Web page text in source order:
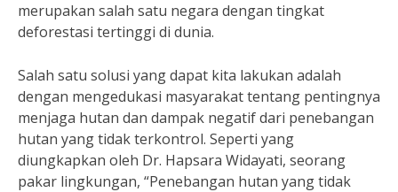
merupakan salah satu negara dengan tingkat
deforestasi tertinggi di dunia.
Salah satu solusi yang dapat kita lakukan adalah
dengan mengedukasi masyarakat tentang pentingnya
menjaga hutan dan dampak negatif dari penebangan
hutan yang tidak terkontrol. Seperti yang
diungkapkan oleh Dr. Hapsara Widayati, seorang
pakar lingkungan, “Penebangan hutan yang tidak